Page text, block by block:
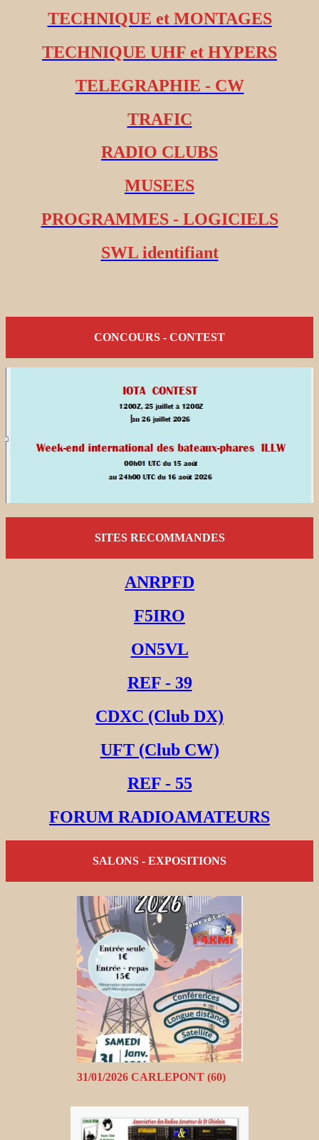
TECHNIQUE et MONTAGES
TECHNIQUE UHF et HYPERS
TELEGRAPHIE - CW
TRAFIC
RADIO CLUBS
MUSEES
PROGRAMMES - LOGICIELS
SWL identifiant
CONCOURS - CONTEST
SITES RECOMMANDES
ANRPFD
F5IRO
ON5VL
REF - 39
CDXC (Club DX)
UFT (Club CW)
REF - 55
FORUM RADIOAMATEURS
SALONS - EXPOSITIONS
31/01/2026 CARLEPONT (60)